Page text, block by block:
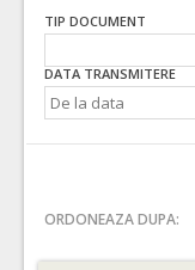
TIP DOCUMENT
DATA TRANSMITERE
ORDONEAZA DUPA: